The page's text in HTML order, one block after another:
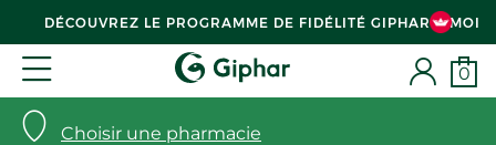
DÉCOUVREZ LE PROGRAMME DE FIDÉLITÉ GIPHAR & MOI
Choisir une pharmacie
0